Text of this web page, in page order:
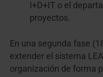
I+D+IT o el
proyectos.
En una segunda fase
extender el sistema
organización de forma